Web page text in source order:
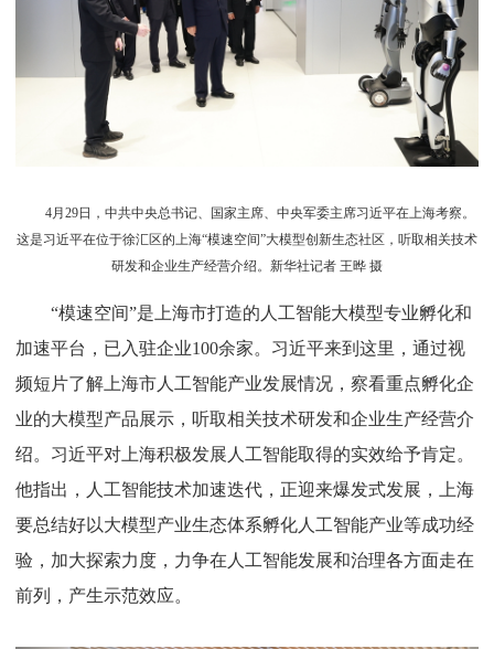
4月29日，中共中央总书记、国家主席、中央军委主席习近平在上海考察。
这是习近平在位于徐汇区的上海“模速空间”大模型创新生态社区，听取相关技术
研发和企业生产经营介绍。新华社记者 王晔 摄
“模速空间”是上海市打造的人工智能大模型专业孵化和
加速平台，已入驻企业100余家。习近平来到这里，通过视
频短片了解上海市人工智能产业发展情况，察看重点孵化企
业的大模型产品展示，听取相关技术研发和企业生产经营介
绍。习近平对上海积极发展人工智能取得的实效给予肯定。
他指出，人工智能技术加速迭代，正迎来爆发式发展，上海
要总结好以大模型产业生态体系孵化人工智能产业等成功经
验，加大探索力度，力争在人工智能发展和治理各方面走在
前列，产生示范效应。